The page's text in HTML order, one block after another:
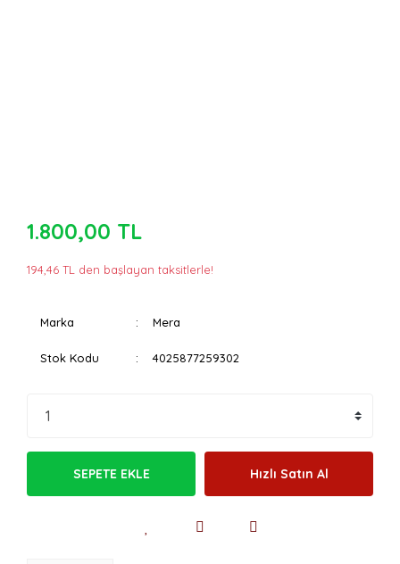
1.800,00 TL
194,46 TL den başlayan taksitlerle!
Marka Mera
Stok Kodu 4025877259302
SEPETE EKLE Hızlı Satın Al